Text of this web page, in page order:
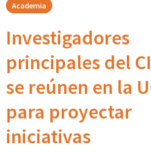
Academia
Investigadores
principales del
se reúnen en la
para proyectar
iniciativas